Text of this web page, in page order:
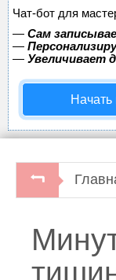
Чат-бот для
— Сам
—
— Увеличивает
Начать